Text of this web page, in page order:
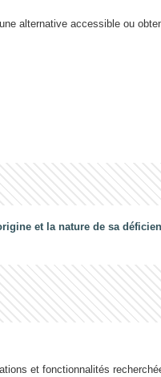
alternative accessible ou
et la nature de sa
et fonctionnalités